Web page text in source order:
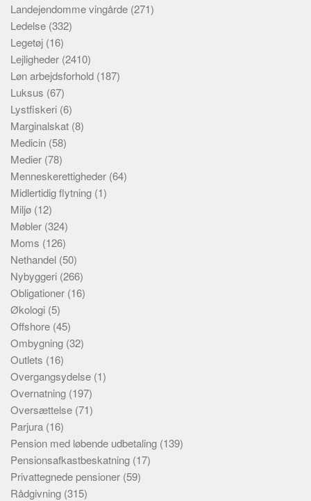
Landejendomme vingårde (271)
Ledelse (332)
Legetøj (16)
Lejligheder (2410)
Løn arbejdsforhold (187)
Luksus (67)
Lystfiskeri (6)
Marginalskat (8)
Medicin (58)
Medier (78)
Menneskerettigheder (64)
Midlertidig flytning (1)
Miljø (12)
Møbler (324)
Moms (126)
Nethandel (50)
Nybyggeri (266)
Obligationer (16)
Økologi (5)
Offshore (45)
Ombygning (32)
Outlets (16)
Overgangsydelse (1)
Overnatning (197)
Oversættelse (71)
Parjura (16)
Pension med løbende udbetaling (139)
Pensionsafkastbeskatning (17)
Privattegnede pensioner (59)
Rådgivning (315)